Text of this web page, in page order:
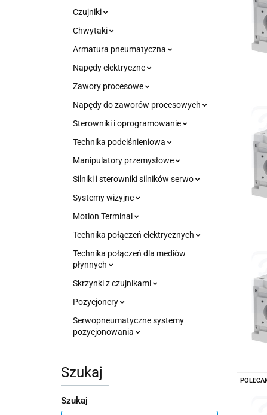
Czujniki
Chwytaki
Armatura pneumatyczna
Napędy elektryczne
Zawory procesowe
Napędy do zaworów procesowych
Sterowniki i oprogramowanie
Technika podciśnieniowa
Manipulatory przemysłowe
Silniki i sterowniki silników serwo
Systemy wizyjne
Motion Terminal
Technika połączeń elektrycznych
Technika połączeń dla mediów
płynnych
Skrzynki z czujnikami
Pozycjonery
Serwopneumatyczne systemy
pozycjonowania
Szukaj
Szukaj